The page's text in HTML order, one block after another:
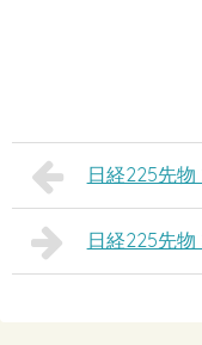
日経225先
日経225先物